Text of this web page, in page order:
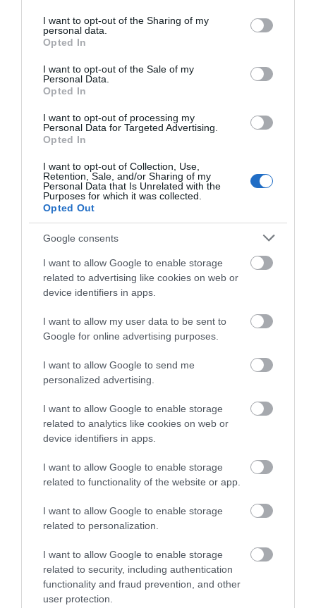
not limited to your visit or usage behaviour. You may click to
grant or deny consent to Google and its third-party tags to
use your data for below specified purposes in below Google
consent section.
I want to opt-out of the Sharing of my
personal data.
Opted In
I want to opt-out of the Sale of my
Personal Data.
Opted In
I want to opt-out of processing my
Personal Data for Targeted Advertising.
Opted In
I want to opt-out of Collection, Use,
Retention, Sale, and/or Sharing of my
Personal Data that Is Unrelated with the
Purposes for which it was collected.
Opted Out
Google consents
I want to allow Google to enable storage
related to advertising like cookies on web or
device identifiers in apps.
I want to allow my user data to be sent to
Google for online advertising purposes.
I want to allow Google to send me
personalized advertising.
I want to allow Google to enable storage
related to analytics like cookies on web or
device identifiers in apps.
I want to allow Google to enable storage
related to functionality of the website or app.
I want to allow Google to enable storage
related to personalization.
I want to allow Google to enable storage
related to security, including authentication
functionality and fraud prevention, and other
user protection.
Νεότερα για τη Φωτιά στη Σκύρο:
– Νέο βίντεο
06.08.2026 | 21:00
Καφές: Τα οφέλη της μέτριας
κατανάλωσης σύμφωνα με ειδικό
στο μικροβίωμα του εντέρου
06.08.2026 | 21:00
«Ανάσα» για τους αγρότες στην
Εύβοια: Ολοκληρώθηκε μεγάλο
06.08.2026 | 20:40
Ο λόγος που τηγανίζουμε ψάρια
του Σωτήρος – Πως θα κάνετε το
τέλειο μαγείρεμα
Θρήνος στην Εύβοια: Έφυγε από
τροχαίο με αγριογούρουνο
06.08.2026 | 20:20
Έπαθε ηλεκτροπληξία
Οι συνεργοί του τον
εγκατέλειψαν
στη Κεφαλονιά
Έρχεται ισχυρό κύμα
ζέστης: Πότε η
θερμοκρασία θα
Προφυλακιστέος ο
Αφγανός για τη
Συγκλονιστική
κατάθεση της συζύγου
του 28χρονου